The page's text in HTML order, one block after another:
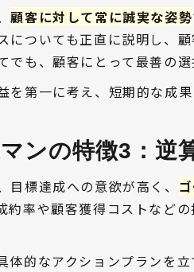
顧客に対して常に誠実な姿勢
についても正直に説明し、
でも、顧客にとって最善の
を第一に考え、短期的な成
ンの特徴3：逆
目標達成への意欲が高く、
約率や顧客獲得コストなど
体的なアクションプランを